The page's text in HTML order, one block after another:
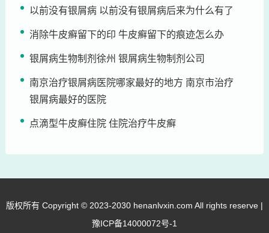
以前没有银屑病 以前没有银屑病后来为什么有了
消除牛皮癣留下的印 牛皮癣留下的痕迹怎么办
银屑病生物制剂徐州 银屑病生物制剂公司
南京治疗银屑病医院哪家最好的地方 南京市治疗
银屑病最好的医院
点滴型牛皮癣住院 住院治疗牛皮癣
版权所有 Copyright © 2023-2030 henanlvxin.com All rights reserve |
豫ICP备14000072号-1